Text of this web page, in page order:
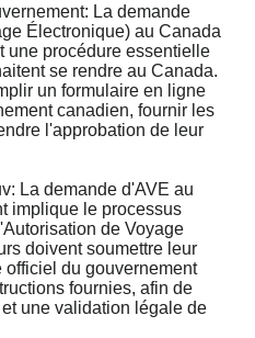
La demande
Électronique) au Canada
une procédure essentielle
se rendre au Canada.
un formulaire en ligne
canadien, fournir les
l'approbation de leur
La demande d'AVE au
implique le processus
de Voyage
doivent soumettre leur
du gouvernement
fournies, afin de
une validation légale de